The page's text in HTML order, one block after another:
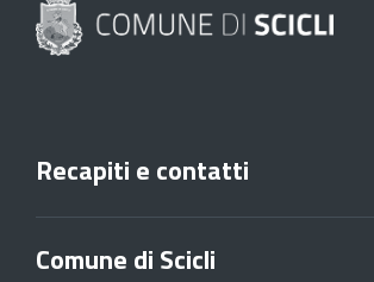
Recapiti e contatti
Comune di Scicli